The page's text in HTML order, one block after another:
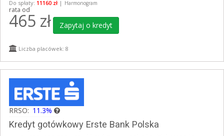
Do spłaty: 11160 zł | Harmonogram
rata od
465 zł Zapytaj o kredyt
Liczba placówek: 8
RRSO: 11.3%
Kredyt gotówkowy Erste Bank Polska